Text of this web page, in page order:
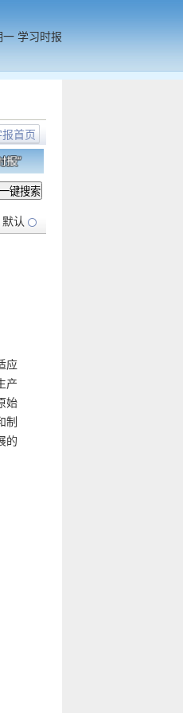
学习时报
首页
首页
默认
应
产
始
制
的